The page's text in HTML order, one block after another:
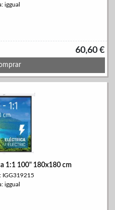
iggual
60,60 €
1:1 100" 180x180 cm
IGG319215
iggual